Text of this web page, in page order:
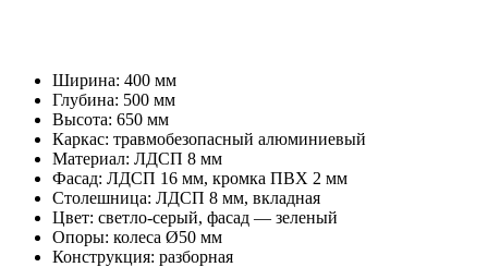
Ширина: 400 мм
Глубина: 500 мм
Высота: 650 мм
Каркас: травмобезопасный алюминиевый
Материал: ЛДСП 8 мм
Фасад: ЛДСП 16 мм, кромка ПВХ 2 мм
Столешница: ЛДСП 8 мм, вкладная
Цвет: светло-серый, фасад — зеленый
Опоры: колеса Ø50 мм
Конструкция: разборная